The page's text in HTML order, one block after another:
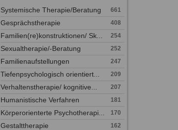
Systemische Therapie/Beratung 661
Gesprächstherapie 408
Familien(re)konstruktionen/ Sk... 254
Sexualtherapie/-Beratung 252
Familienaufstellungen 247
Tiefenpsychologisch orientiert... 209
Verhaltenstherapie/ kognitive... 207
Humanistische Verfahren 181
Körperorienterte Psychotherapi... 170
Gestalttherapie 162